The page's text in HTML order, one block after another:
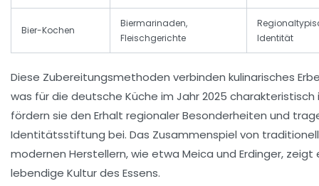
Bier-Kochen
Biermarinaden,
Fleischgerichte
Identität
Diese Zubereitungsmethoden verbinden kulinarisches
was für die deutsche Küche im Jahr 2025 charakteristisch
fördern sie den Erhalt regionaler Besonderheiten und
Identitätsstiftung bei. Das Zusammenspiel von
modernen Herstellern, wie etwa Meica und Erdinger, zeigt
lebendige Kultur des Essens.